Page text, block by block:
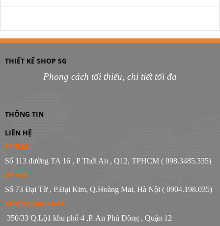
THIẾT KẾ SHOP SG
Phong cách tối thiểu, chi tiết tối đa
THÔNG TIN
LIÊN HỆ
TPHCM
Số 113 đường TA 16 , P Thới An , Q12, TPHCM ( 098.3485.335)
HÀ NỘI
Số 73 Đại Từ , P.Đại Kim, Q.Hoàng Mai, Hà Nội ( 0904.198.035)
XƯỞNG SẢN XUẤT
350/33 Q.Lộ1 khu phố 4 ,P. An Phú Đông , Quận 12